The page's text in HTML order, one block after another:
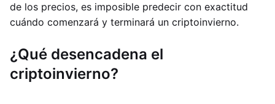
de los precios, es imposible predecir con exactitud
cuándo comenzará y terminará un criptoinvierno.
¿Qué desencadena el
criptoinvierno?